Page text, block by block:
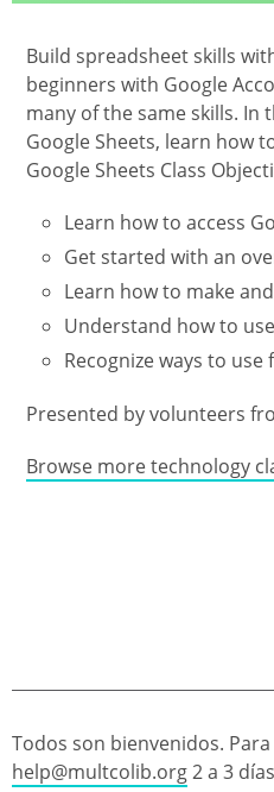
Build spreadsheet skills
beginners with Google
many of the same skills. In
Google Sheets, learn how
Google Sheets Class
Learn how to access
Get started with an
Learn how to make
Understand how to
Recognize ways to
Presented by volunteers
Browse more technology
Todos son bienvenidos.
help@multcolib.org2 a 3